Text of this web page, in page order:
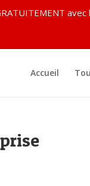
Accueil
avec